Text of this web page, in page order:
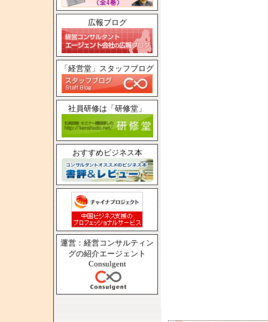
広報ブログ
「経営堂」スタッフブログ
社員研修は「研修堂」
おすすめビジネス本
運営：経営コンサルティン
グの紹介エージェント
Consulgent